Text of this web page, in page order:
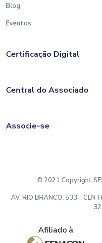
Blog
Eventos
Certificação Digital
Central do Associado
Associe-se
© 2021 Copyright
AV. RIO BRANCO, 533 -
Afiliado à